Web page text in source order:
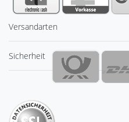
Versandarten
Sicherheit